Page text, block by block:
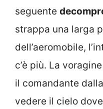
seguente
strappa una larga
dell’aeromobile,
c’è più. La
il comandante
vedere il cielo